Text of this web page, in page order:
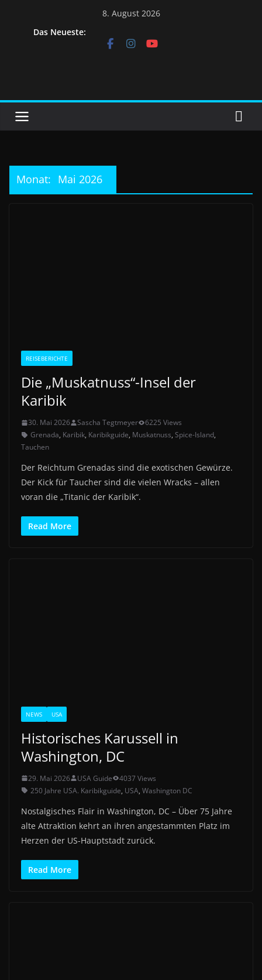
8. August 2026
Das Neueste:
Monat: Mai 2026
REISEBERICHTE
Die „Muskatnuss“-Insel der
Karibik
30. Mai 2026 Sascha Tegtmeyer
6225 Views
Grenada, Karibik, Karibikguide, Muskatnuss, Spice-Island,
Tauchen
Der Reichtum Grenadas sind die exotischen Gewürze.
Der Kick für Taucher sind die vielen Wracks – allen
voran die „Titanic der Karibik“.
Read More
NEWS USA
Historisches Karussell in
Washington, DC
29. Mai 2026 USA Guide
4037 Views
250 Jahre USA. Karibikguide, USA, Washington DC
Nostalgisches Flair in Washington, DC – Über 75 Jahre
alte Attraktion kehrt an ihren angestammten Platz im
Herzen der US-Hauptstadt zurück.
Read More